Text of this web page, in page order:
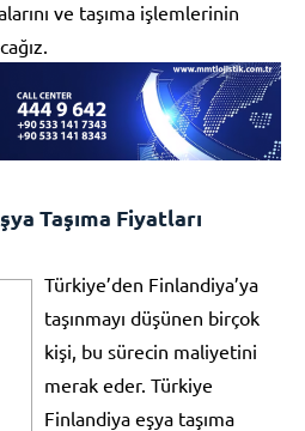
ve taşıma işlemlerinin
Taşıma Fiyatları
Türkiye’den Finlandiya’ya
taşınmayı düşünen birçok
kişi, bu sürecin maliyetini
merak eder. Türkiye
Finlandiya eşya taşıma